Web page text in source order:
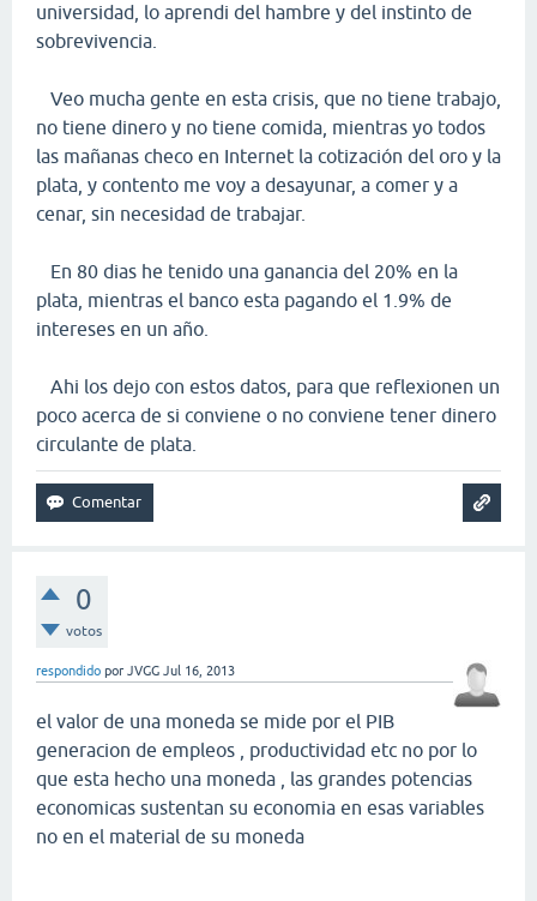
universidad, lo aprendi del hambre y del instinto de
sobrevivencia.
Veo mucha gente en esta crisis, que no tiene trabajo,
no tiene dinero y no tiene comida, mientras yo todos
las mañanas checo en Internet la cotización del oro y la
plata, y contento me voy a desayunar, a comer y a
cenar, sin necesidad de trabajar.
En 80 dias he tenido una ganancia del 20% en la
plata, mientras el banco esta pagando el 1.9% de
intereses en un año.
Ahi los dejo con estos datos, para que reflexionen un
poco acerca de si conviene o no conviene tener dinero
circulante de plata.
0
votos
respondido por JVGG Jul 16, 2013
el valor de una moneda se mide por el PIB
generacion de empleos , productividad etc no por lo
que esta hecho una moneda , las grandes potencias
economicas sustentan su economia en esas variables
no en el material de su moneda